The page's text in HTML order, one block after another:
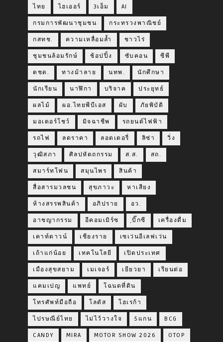
ไทย ไฮเออร์ 3เอ็ม AI
กรมการพัฒนาชุมชน กระทรวงพาณิชย์
กสทช. ความเหลื่อมล้ำ ชาวไร่
ชุมชนล้อมรักษ์ ช้อปปิ้ง ซับคอน ซีพี
ตชด. ทางม้าลาย นทพ. นักศึกษา
นักเรียน นาฬิกา บริจาค ประยุทธ์
ผลไม้ ผอ.ไทยพีบีเอส ผับ ภัยพิบัติ
มอเตอร์โชว์ มิจฉาชีพ รถยนต์ไฟฟ้า
รถไฟ ลดราคา ลอตเตอรี่ ลิซ่า วิ่ง
วุฒิสภา ศิลปหัตถกรรม ส.ส. สถ.
สมาร์ทโฟน สมุนไพร สินค้า
สื่อสารมวลชน สุขภาวะ หาเสียง
ห้างสรรพสินค้า อภิปราย อว.
อาชญากรรม อีคอมเมิร์ซ ฺบิ๊กซี เครื่องดื่ม
เคาท์ดาวน์ เชียงราย เซเว่นอีเลฟเว่น
เถ้าแก่น้อย เทคโนโลยี เปิดประเทศ
เมืองสุขสยาม เมเจอร์ เยียวยา เรียนต่อ
แคมเปญ แพทย์ โฉนดที่ดิน
โทรศัพท์มือถือ โลตัส โฮเรก้า
ไปรษณีย์ไทย ไม่ไว้วางใจ 5แกน BCG
CANDY MIRA MOTOR SHOW 2026 OTOP